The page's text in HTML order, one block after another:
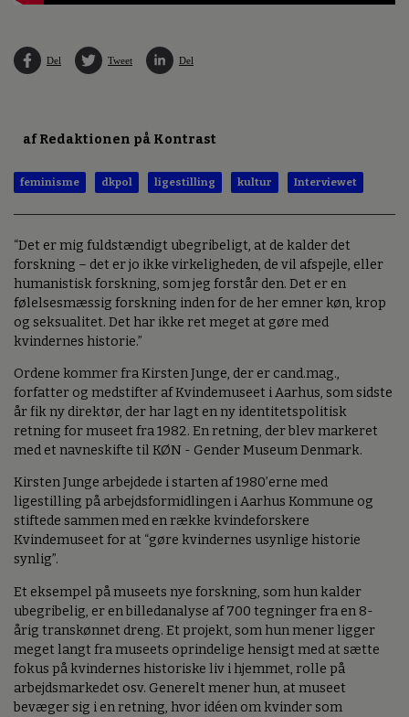
Del Tweet Del
af Redaktionen på Kontrast
feminisme dkpol ligestilling kultur Interviewet
“Det er mig fuldstændigt ubegribeligt, at de kalder det
forskning – det er jo ikke virkeligheden, de vil afspejle, eller
humanistisk forskning, som jeg forstår den. Det er en
følelsesmæssig forskning inden for de her emner køn, krop
og seksualitet. Det har ikke ret meget at gøre med
kvindernes historie.”
Ordene kommer fra Kirsten Junge, der er cand.mag.,
forfatter og medstifter af Kvindemuseet i Aarhus, som sidste
år fik ny direktør, der har lagt en ny identitetspolitisk
retning for museet fra 1982. En retning, der blev markeret
med et navneskifte til KØN - Gender Museum Denmark.
Kirsten Junge arbejdede i starten af 1980’erne med
ligestilling på arbejdsformidlingen i Aarhus Kommune og
stiftede sammen med en række kvindeforskere
Kvindemuseet for at “gøre kvindernes usynlige historie
synlig”.
Et eksempel på museets nye forskning, som hun kalder
ubegribelig, er en billedanalyse af 700 tegninger fra en 8-
årig transkønnet dreng. Et projekt, som hun mener ligger
meget langt fra museets oprindelige hensigt med at sætte
fokus på kvindernes historiske liv i hjemmet, rolle på
arbejdsmarkedet osv. Generelt mener hun, at museet
bevæger sig i en retning, hvor idéen om kvinder som